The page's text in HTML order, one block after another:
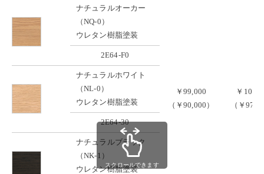
￥99,000
（￥90,000）
￥
（￥
ナチュラルオーカー
（NQ-0）
ウレタン樹脂塗装
2E64-F0
ナチュラルホワイト
（NL-0）
ウレタン樹脂塗装
2E64-30
ナチュラルブラック
（NK-1）
ウレタン樹脂塗装
スクロールできます